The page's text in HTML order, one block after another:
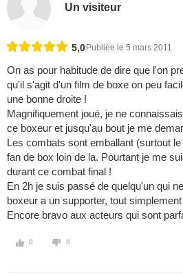
Un visiteur
5,0 Publiée le 5 mars 2011
On as pour habitude de dire que l'on
qu'il s'agit d'un film de boxe on peu
une bonne droite !
Magnifiquement joué, je ne
ce boxeur et jusqu'au bout je me
Les combats sont emballant (surtout
fan de box loin de la. Pourtant je me
durant ce combat final !
En 2h je suis passé de quelqu'un qui
boxeur a un supporter, tout
Encore bravo aux acteurs qui sont
0 0